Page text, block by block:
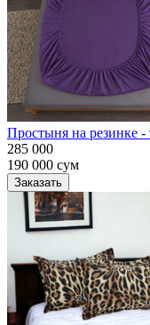
Простыня на резинке
285 000
190 000 сум
Заказать